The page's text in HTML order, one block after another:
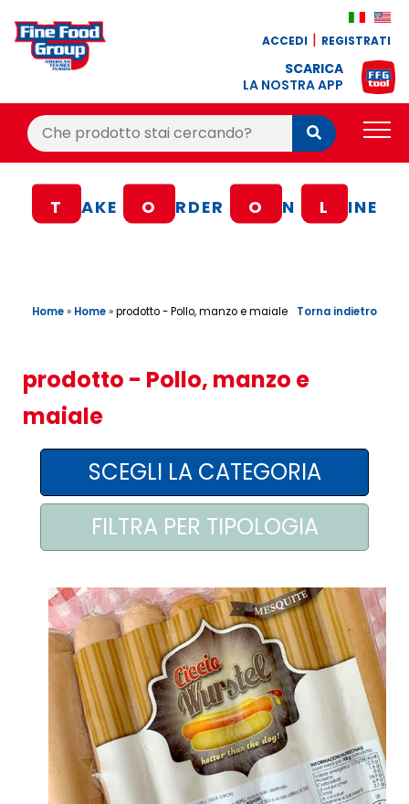
ACCEDI REGISTRATI
SCARICA
LA NOSTRA APP
Cerca:
Cerca
BLOG
CONTATTI
T AKE O RDER O N L INE
Home» Home»prodotto - Pollo, manzo e maiale Torna indietro
prodotto - Pollo, manzo e
maiale